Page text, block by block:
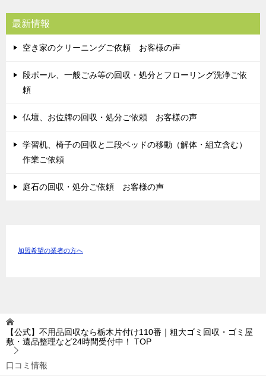
最新情報
空き家のクリーニングご依頼 お客様の声
段ボール、一般ごみ等の回収・処分とフローリング洗浄ご依
頼
仏壇、お位牌の回収・処分ご依頼 お客様の声
学習机、椅子の回収と二段ベッドの移動（解体・組立含む）
作業ご依頼
庭石の回収・処分ご依頼 お客様の声
加盟希望の業者の方へ
【公式】不用品回収なら栃木片付け110番｜粗大ゴミ回収・ゴミ屋
敷・遺品整理など24時間受付中！
TOP
口コミ情報